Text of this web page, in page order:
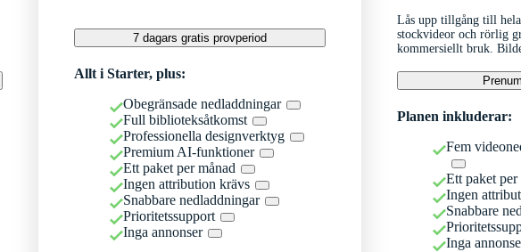
7 dagars gratis provperiod
Allt i Starter, plus:
Obegränsade nedladdningar
Full biblioteksåtkomst
Professionella designverktyg
Premium AI-funktioner
Ett paket per månad
Ingen attribution krävs
Snabbare nedladdningar
Prioritetssupport
Inga annonser
Lås upp tillgång till
stockvideor och rörlig
kommersiellt bruk.
Planen inkluderar:
Fem
Ett paket per
Ingen
Snabbare
Inga